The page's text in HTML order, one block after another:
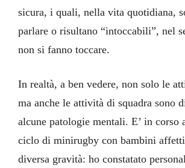
sicura, i quali, nella vita quotidiana,
parlare o risultano “intoccabili”, nel
non si fanno toccare.
In realtà, a ben vedere, non solo le
ma anche le attività di squadra sono
alcune patologie mentali. E’ in corso
ciclo di minirugby con bambini
diversa gravità: ho constatato